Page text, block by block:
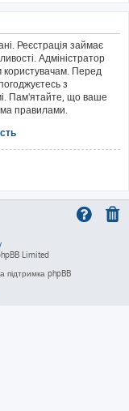
Реєстрація займає
Адміністратор
користувачам. Перед
з
Пам'ятайте, що ваше
правилами.
Limited
підтримка phpBB